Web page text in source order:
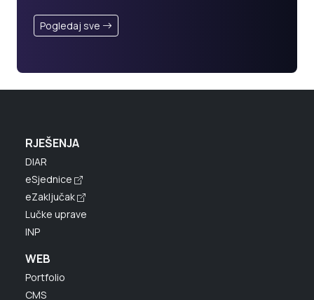
Pogledaj sve
RJEŠENJA
DIAR
eSjednice
eZaključak
Lučke uprave
INP
WEB
Portfolio
CMS